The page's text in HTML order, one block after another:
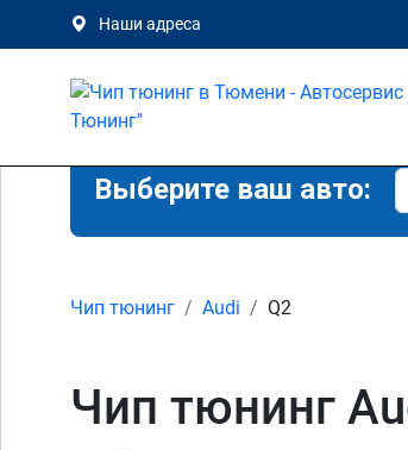
Наши адреса
Выберите ваш авто:
Чип тюнинг Audi Q2
Чип тюнинг